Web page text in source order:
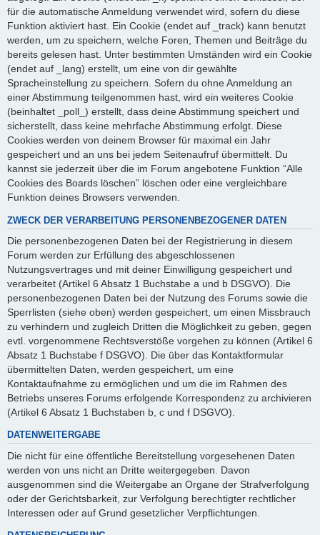
für die automatische Anmeldung verwendet wird, sofern du diese
Funktion aktiviert hast. Ein Cookie (endet auf _track) kann benutzt
werden, um zu speichern, welche Foren, Themen und Beiträge du
bereits gelesen hast. Unter bestimmten Umständen wird ein Cookie
(endet auf _lang) erstellt, um eine von dir gewählte
Spracheinstellung zu speichern. Sofern du ohne Anmeldung an
einer Abstimmung teilgenommen hast, wird ein weiteres Cookie
(beinhaltet _poll_) erstellt, dass deine Abstimmung speichert und
sicherstellt, dass keine mehrfache Abstimmung erfolgt. Diese
Cookies werden von deinem Browser für maximal ein Jahr
gespeichert und an uns bei jedem Seitenaufruf übermittelt. Du
kannst sie jederzeit über die im Forum angebotene Funktion “Alle
Cookies des Boards löschen” löschen oder eine vergleichbare
Funktion deines Browsers verwenden.
ZWECK DER VERARBEITUNG PERSONENBEZOGENER DATEN
Die personenbezogenen Daten bei der Registrierung in diesem
Forum werden zur Erfüllung des abgeschlossenen
Nutzungsvertrages und mit deiner Einwilligung gespeichert und
verarbeitet (Artikel 6 Absatz 1 Buchstabe a und b DSGVO). Die
personenbezogenen Daten bei der Nutzung des Forums sowie die
Sperrlisten (siehe oben) werden gespeichert, um einen Missbrauch
zu verhindern und zugleich Dritten die Möglichkeit zu geben, gegen
evtl. vorgenommene Rechtsverstöße vorgehen zu können (Artikel 6
Absatz 1 Buchstabe f DSGVO). Die über das Kontaktformular
übermittelten Daten, werden gespeichert, um eine
Kontaktaufnahme zu ermöglichen und um die im Rahmen des
Betriebs unseres Forums erfolgende Korrespondenz zu archivieren
(Artikel 6 Absatz 1 Buchstaben b, c und f DSGVO).
DATENWEITERGABE
Die nicht für eine öffentliche Bereitstellung vorgesehenen Daten
werden von uns nicht an Dritte weitergegeben. Davon
ausgenommen sind die Weitergabe an Organe der Strafverfolgung
oder der Gerichtsbarkeit, zur Verfolgung berechtigter rechtlicher
Interessen oder auf Grund gesetzlicher Verpflichtungen.